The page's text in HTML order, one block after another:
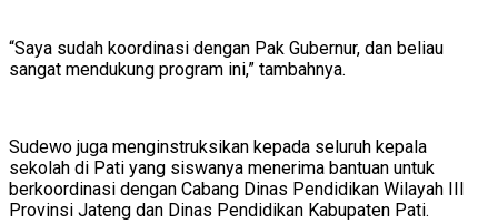
“Saya sudah koordinasi dengan Pak Gubernur, dan beliau
sangat mendukung program ini,” tambahnya.
Sudewo juga menginstruksikan kepada seluruh kepala
sekolah di Pati yang siswanya menerima bantuan untuk
berkoordinasi dengan Cabang Dinas Pendidikan Wilayah III
Provinsi Jateng dan Dinas Pendidikan Kabupaten Pati.